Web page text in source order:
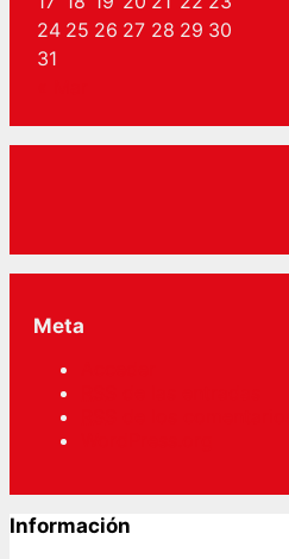
24 25 26 27 28 29 30
31
Meta
Información